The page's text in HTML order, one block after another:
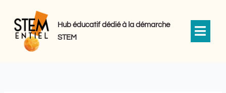
contenu
Hub éducatif dédié à la démarche
STEM